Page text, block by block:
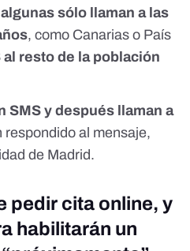
algunas sólo llaman a las
, como Canarias o País
al resto de la población
SMS y después llaman a
respondido al mensaje,
de Madrid.
pedir cita online, y
habilitarán un